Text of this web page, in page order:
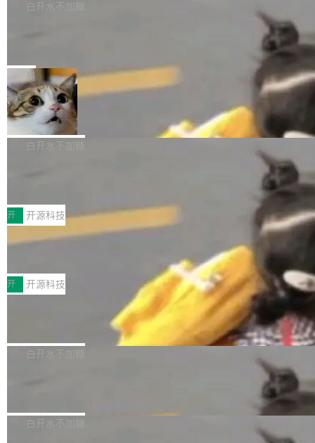
一在人才争夺战中失血的公司。六月，Google
连失两员大将：Noam Shazeer 去了 Op...
新日志列出的 9.0 版本主要更新内容如下： 扩
er HE-AAC 960 解码 (DAB+) transpose_cuda
filter 添加 AMF Frame Rate Converter (vf_frc
_amf) filter SMPTE 2094-50 元数据支持和直
通 ProRes RAW VideoToolbox 硬件加速器 AP
V ...
白开水不加糖
Code 在 X 上发帖：「DeepSeek Flash did 8T
tokens on August 1st. 5T of free usage + 3T
on OpenCode Go.」79.8 万次浏览，连带着 #
DeepSeek一天消耗了8万亿# 上了微博热搜——
注意这是 OpenCode 一家的消耗。 OpenCode
不完。」5T 来自免费额度，3T 来自 Go...
局
NetBSD 11.0 正式发布
NetBSD 11.0 现已正式发布，这是 NetBSD 操
作系统的第十八个主要版本。 自 NetBSD 10.1
ve JH71XX 的设备，例如 VisionFive 2、PINE
64 STAR64，以及 QEMU。 增强了对 POSIX.1
-2024 和 C23 编程接口标准的兼容性。 compat
_linux(8) 增强了对 Linux 系统调用的支持，包
括 epoll（围绕 kqueue 实现）、POSIX 消息队
列、...
白开水不加糖
案
享会在上海举办。鸿蒙生态的全场景智慧营销平
台鲸鸿动能协同华为游戏中心，面向游戏行业开
发者及生态伙伴，系统呈现了平台在游戏领域的
完整能力版图——从IAP高价值用户的全周期经
营、到IAA游戏的“买变一体”正循环、再到联运与
广告协同的全链路经营闭环，以及面向全球市场
的出海增长布局。 华为终端云业务商业化销售负
责人在开场致辞中表示，游戏开发者的核心诉求
已不再是“多一个投放渠道”，而是一套能够持续
高质量游戏...
开 开源科技
技嘉X3D系列再添新成员 B850 AORU
面向AMD Ryzen X3D处理器玩家，技嘉X3D系
列主板阵容迎来新成员——B850 AORUS ELITE
X3D。作为面向主流高性能平台打造的全新主板
产品，B850 AORUS ELITE X3D延续技嘉在X3
D平台优化上的技术积累，旨在为游戏玩家带来
更稳定、更高效的装机选择。 B850 AORUS ELI
式2.0，可根据不同使用场景释放处理器潜力，
开 开源科技
Zadig v5.0 发布：AI 发布专员与 AI 审
我们团队这几天最大的卡点不是 AI 写得不够
好，是 AI 写得太好了。 好到审查排期从两天的
过 1528 名开发者，85% 说 AI 把瓶颈从写代码
白开水不加糖
数据库，有一个图形后端。作为一个原生的 Gra
白开水不加糖